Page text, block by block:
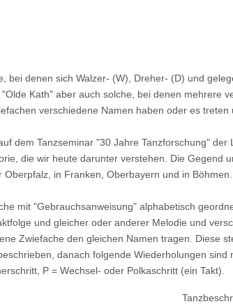
bei denen sich Walzer- (W), Dreher- (D) und
Kath" aber auch solche, bei denen mehrere
verschiedene Namen haben oder es
dem Tanzseminar "30 Jahre Tanzforschung"
die wir heute darunter verstehen. Die Gegend
Oberpfalz, in Franken, Oberbayern und in
mit "Gebrauchsanweisung" alphabetisch
und gleicher oder anderer Melodie und
Zwiefache den gleichen Namen tragen. Diese
danach folgende Wiederholungen sind
P = Wechsel- oder Polkaschritt (ein Takt).